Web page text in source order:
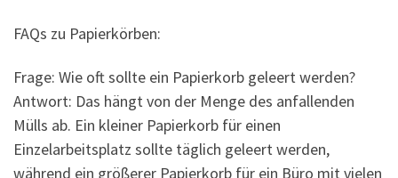
FAQs zu Papierkörben:
Frage: Wie oft sollte ein Papierkorb geleert werden?
Antwort: Das hängt von der Menge des anfallenden
Mülls ab. Ein kleiner Papierkorb für einen
Einzelarbeitsplatz sollte täglich geleert werden,
während ein größerer Papierkorb für ein Büro mit vielen